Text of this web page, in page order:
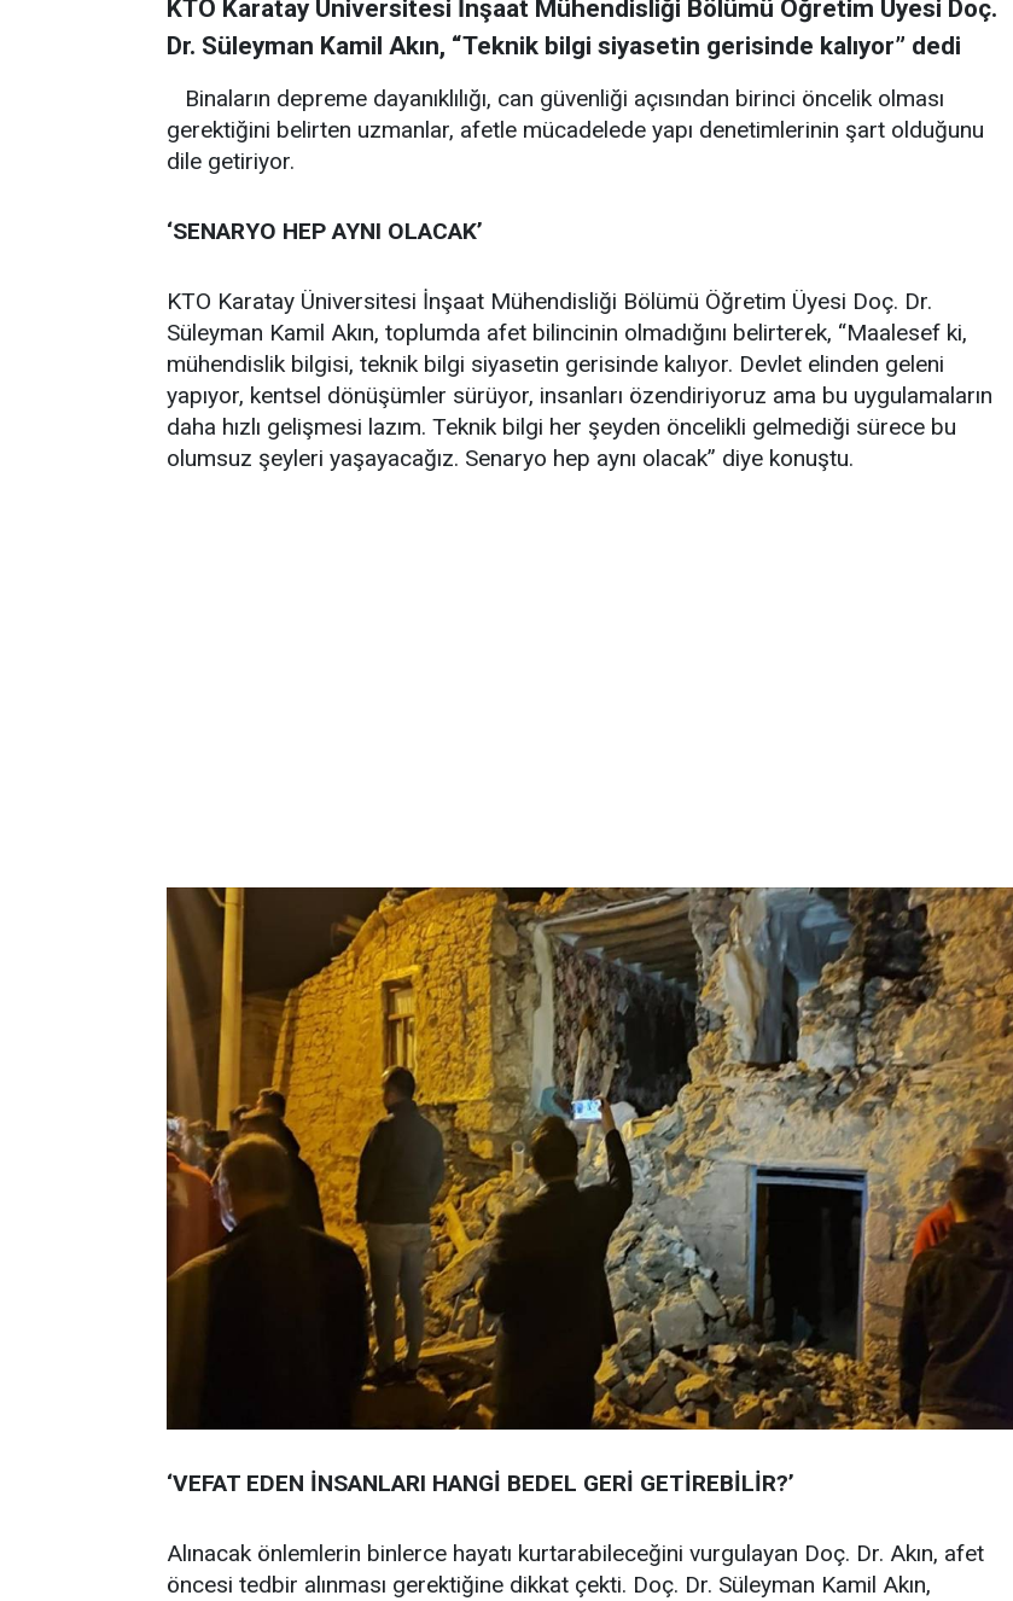
KTO Karatay Üniversitesi İnşaat Mühendisliği Bölümü Öğretim Üyesi Doç.
Dr. Süleyman Kamil Akın, “Teknik bilgi siyasetin gerisinde kalıyor” dedi
Binaların depreme dayanıklılığı, can güvenliği açısından birinci öncelik olması
gerektiğini belirten uzmanlar, afetle mücadelede yapı denetimlerinin şart olduğunu
dile getiriyor.
‘SENARYO HEP AYNI OLACAK’
KTO Karatay Üniversitesi İnşaat Mühendisliği Bölümü Öğretim Üyesi Doç. Dr.
Süleyman Kamil Akın, toplumda afet bilincinin olmadığını belirterek, “Maalesef ki,
mühendislik bilgisi, teknik bilgi siyasetin gerisinde kalıyor. Devlet elinden geleni
yapıyor, kentsel dönüşümler sürüyor, insanları özendiriyoruz ama bu uygulamaların
daha hızlı gelişmesi lazım. Teknik bilgi her şeyden öncelikli gelmediği sürece bu
olumsuz şeyleri yaşayacağız. Senaryo hep aynı olacak” diye konuştu.
‘VEFAT EDEN İNSANLARI HANGİ BEDEL GERİ GETİREBİLİR?’
Alınacak önlemlerin binlerce hayatı kurtarabileceğini vurgulayan Doç. Dr. Akın, afet
öncesi tedbir alınması gerektiğine dikkat çekti. Doç. Dr. Süleyman Kamil Akın,